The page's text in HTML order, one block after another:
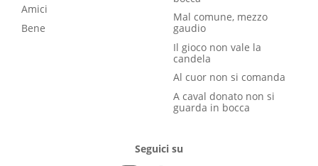
Amici
Bene
Mal comune, mezzo
gaudio
Il gioco non vale la
candela
Al cuor non si comanda
A caval donato non si
guarda in bocca
Seguici su